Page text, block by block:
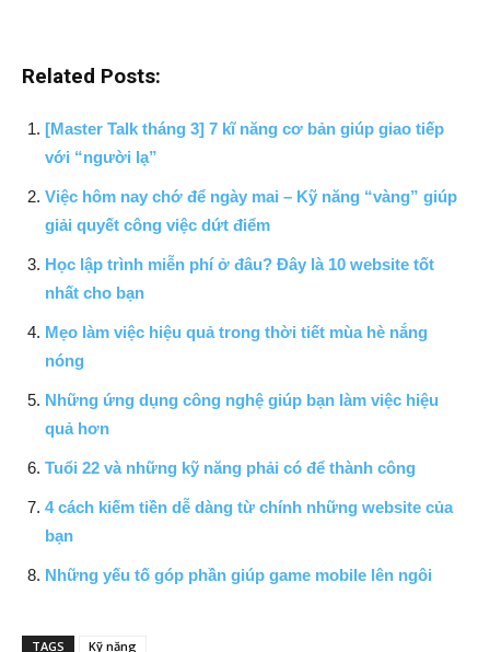
Related Posts:
[Master Talk tháng 3] 7 kĩ năng cơ bản giúp giao tiếp
với “người lạ”
Việc hôm nay chớ để ngày mai – Kỹ năng “vàng” giúp
giải quyết công việc dứt điểm
Học lập trình miễn phí ở đâu? Đây là 10 website tốt
nhất cho bạn
Mẹo làm việc hiệu quả trong thời tiết mùa hè nắng
nóng
Những ứng dụng công nghệ giúp bạn làm việc hiệu
quả hơn
Tuổi 22 và những kỹ năng phải có để thành công
4 cách kiếm tiền dễ dàng từ chính những website của
bạn
Những yếu tố góp phần giúp game mobile lên ngôi
TAGS Kỹ năng